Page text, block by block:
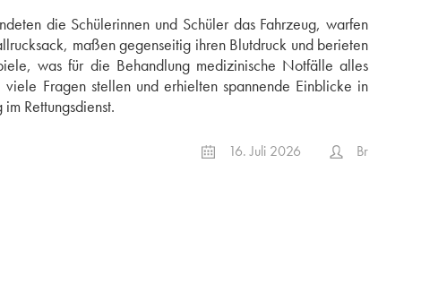
die Schülerinnen und Schüler das Fahrzeug, warfen
maßen gegenseitig ihren Blutdruck und berieten
was für die Behandlung medizinische Notfälle alles
Fragen stellen und erhielten spannende Einblicke in
Rettungsdienst.
16. Juli 2026 Br